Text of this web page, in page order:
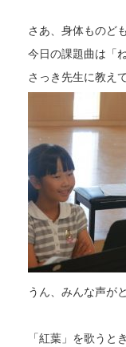
さあ、身体ものど
今日の課題曲は「
さっき先生に教え
うん、みんな声が
「紅葉」を歌う